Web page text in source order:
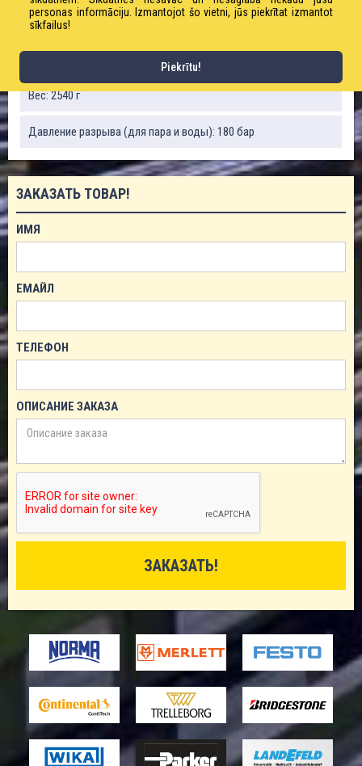
Рабочее давление (для пара): 18 бар
Рабочее давление (для воды): 60 бар
Вес: 2540 г
Давление разрыва (для пара и воды): 180 бар
ЗАКАЗАТЬ ТОВАР!
ИМЯ
ЕМАЙЛ
ТЕЛЕФОН
ОПИСАНИЕ ЗАКАЗА
personas informāciju. Izmantojot šo vietni, jūs piekrītat izmantot
sīkfailus!
Piekrītu!